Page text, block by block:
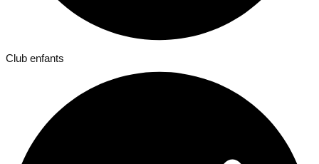
Club enfants